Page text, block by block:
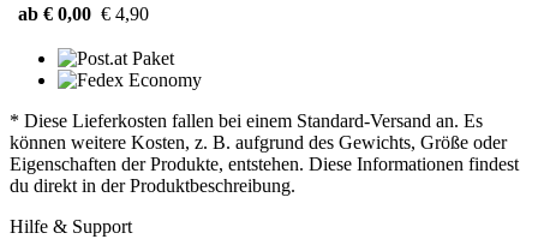
ab € 0,00 € 4,90
* Diese Lieferkosten fallen bei einem Standard-Versand an. Es
können weitere Kosten, z. B. aufgrund des Gewichts, Größe oder
Eigenschaften der Produkte, entstehen. Diese Informationen findest
du direkt in der Produktbeschreibung.
Hilfe & Support